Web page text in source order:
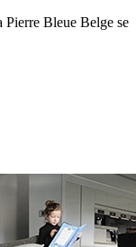
Bleue Belge se